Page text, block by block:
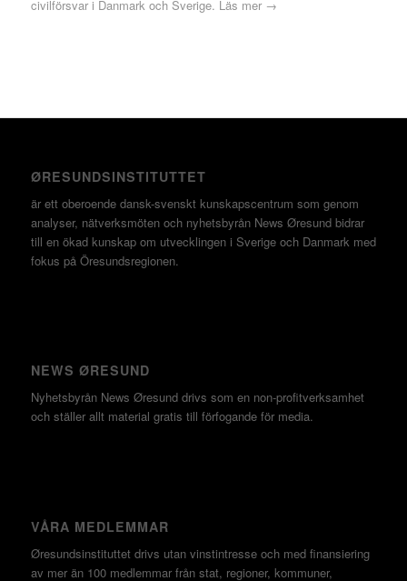
civilförsvar i Danmark och Sverige. Läs mer →
ØRESUNDSINSTITUTTET
är ett oberoende dansk-svenskt kunskapscentrum som genom
analyser, nätverksmöten och nyhetsbyrån News Øresund bidrar
till en ökad kunskap om utvecklingen i Sverige och Danmark med
fokus på Öresundsregionen.
NEWS ØRESUND
Nyhetsbyrån News Øresund drivs som en non-profitverksamhet
och ställer allt material gratis till förfogande för media.
VÅRA MEDLEMMAR
Øresundsinstituttet drivs utan vinst­intresse och med finansiering
av mer än 100 medlemmar från stat, regioner, kommuner,